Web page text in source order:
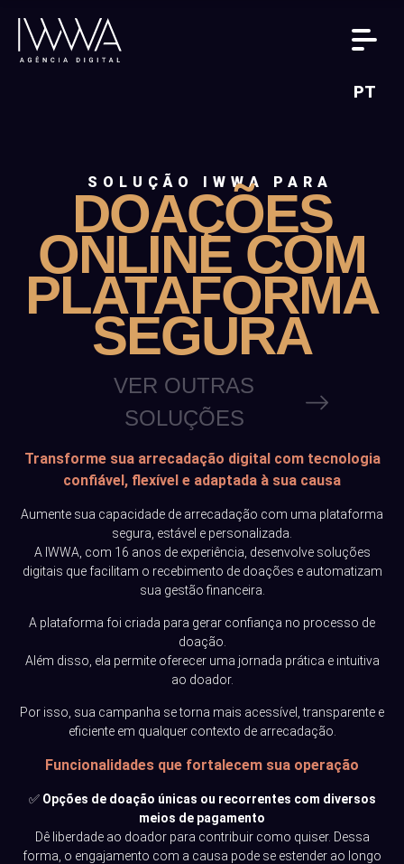
PT
SOLUÇÃO IWWA PARA
DOAÇÕES
ONLINE COM
PLATAFORMA
SEGURA
VER OUTRAS
SOLUÇÕES
Transforme sua arrecadação digital com tecnologia
confiável, flexível e adaptada à sua causa
Aumente sua capacidade de arrecadação com uma plataforma
segura, estável e personalizada.
A IWWA, com 16 anos de experiência, desenvolve soluções
digitais que facilitam o recebimento de doações e automatizam
sua gestão financeira.
A plataforma foi criada para gerar confiança no processo de
doação.
Além disso, ela permite oferecer uma jornada prática e intuitiva
ao doador.
Por isso, sua campanha se torna mais acessível, transparente e
eficiente em qualquer contexto de arrecadação.
Funcionalidades que fortalecem sua operação
✅ Opções de doação únicas ou recorrentes com diversos
meios de pagamento
Dê liberdade ao doador para contribuir como quiser. Dessa
forma, o engajamento com a causa pode se estender ao longo